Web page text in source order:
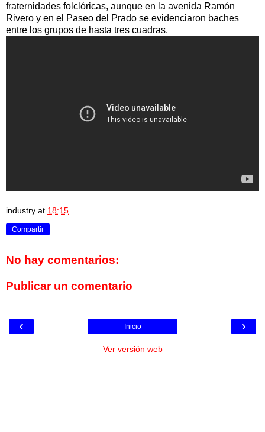
fraternidades folclóricas, aunque en la avenida Ramón
Rivero y en el Paseo del Prado se evidenciaron baches
entre los grupos de hasta tres cuadras.
industry at 18:15
Compartir
No hay comentarios:
Publicar un comentario
‹ ›
Inicio
Ver versión web